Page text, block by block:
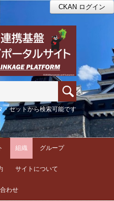
CKAN ログイン
・セットから検索可能です
組織 グループ
サイトについて
わせ